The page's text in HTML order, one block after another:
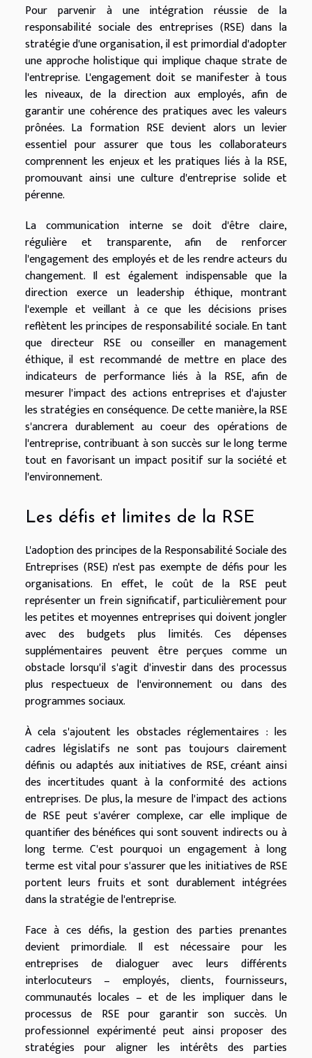
Pour parvenir à une intégration réussie de la
responsabilité sociale des entreprises (RSE) dans la
stratégie d'une organisation, il est primordial d'adopter
une approche holistique qui implique chaque strate de
l'entreprise. L'engagement doit se manifester à tous
les niveaux, de la direction aux employés, afin de
garantir une cohérence des pratiques avec les valeurs
prônées. La formation RSE devient alors un levier
essentiel pour assurer que tous les collaborateurs
comprennent les enjeux et les pratiques liés à la RSE,
promouvant ainsi une culture d'entreprise solide et
pérenne.
La communication interne se doit d'être claire,
régulière et transparente, afin de renforcer
l'engagement des employés et de les rendre acteurs du
changement. Il est également indispensable que la
direction exerce un leadership éthique, montrant
l'exemple et veillant à ce que les décisions prises
reflètent les principes de responsabilité sociale. En tant
que directeur RSE ou conseiller en management
éthique, il est recommandé de mettre en place des
indicateurs de performance liés à la RSE, afin de
mesurer l'impact des actions entreprises et d'ajuster
les stratégies en conséquence. De cette manière, la RSE
s'ancrera durablement au coeur des opérations de
l'entreprise, contribuant à son succès sur le long terme
tout en favorisant un impact positif sur la société et
l'environnement.
Les défis et limites de la RSE
L'adoption des principes de la Responsabilité Sociale des
Entreprises (RSE) n'est pas exempte de défis pour les
organisations. En effet, le coût de la RSE peut
représenter un frein significatif, particulièrement pour
les petites et moyennes entreprises qui doivent jongler
avec des budgets plus limités. Ces dépenses
supplémentaires peuvent être perçues comme un
obstacle lorsqu'il s'agit d'investir dans des processus
plus respectueux de l'environnement ou dans des
programmes sociaux.
À cela s'ajoutent les obstacles réglementaires : les
cadres législatifs ne sont pas toujours clairement
définis ou adaptés aux initiatives de RSE, créant ainsi
des incertitudes quant à la conformité des actions
entreprises. De plus, la mesure de l'impact des actions
de RSE peut s'avérer complexe, car elle implique de
quantifier des bénéfices qui sont souvent indirects ou à
long terme. C'est pourquoi un engagement à long
terme est vital pour s'assurer que les initiatives de RSE
portent leurs fruits et sont durablement intégrées
dans la stratégie de l'entreprise.
Face à ces défis, la gestion des parties prenantes
devient primordiale. Il est nécessaire pour les
entreprises de dialoguer avec leurs différents
interlocuteurs – employés, clients, fournisseurs,
communautés locales – et de les impliquer dans le
processus de RSE pour garantir son succès. Un
professionnel expérimenté peut ainsi proposer des
stratégies pour aligner les intérêts des parties